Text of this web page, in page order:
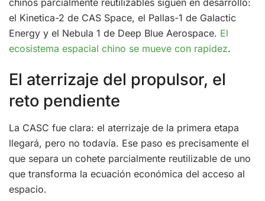
el Kinetica-2 de CAS Space, el Pallas-1 de Galactic
Energy y el Nebula 1 de Deep Blue Aerospace. El
ecosistema espacial chino se mueve con rapidez.
El aterrizaje del propulsor, el
reto pendiente
La CASC fue clara: el aterrizaje de la primera etapa
llegará, pero no todavía. Ese paso es precisamente el
que separa un cohete parcialmente reutilizable de uno
que transforma la ecuación económica del acceso al
espacio.